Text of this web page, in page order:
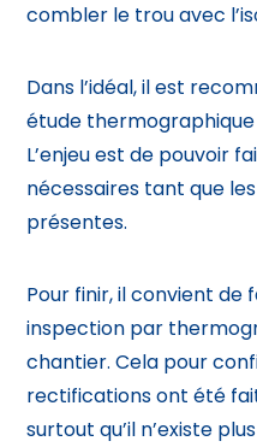
combler le trou avec
Dans l’idéal, il est
étude
L’enjeu est de pouvoir
nécessaires tant que
présentes.
Pour finir, il convient de
inspection par
chantier. Cela pour
rectifications ont été
surtout qu’il n’existe